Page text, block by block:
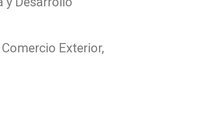
Exterior,